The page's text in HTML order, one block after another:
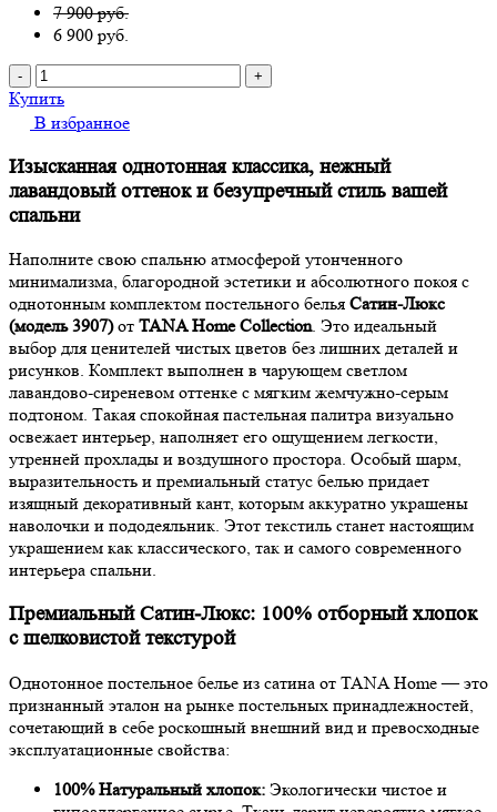
7 900 руб.
6 900 руб.
- +
Купить
В избранное
Изысканная однотонная классика, нежный
лавандовый оттенок и безупречный стиль вашей
спальни
Наполните свою спальню атмосферой утонченного
минимализма, благородной эстетики и абсолютного покоя с
однотонным комплектом постельного белья Сатин-Люкс
(модель 3907)от TANA Home Collection. Это идеальный
выбор для ценителей чистых цветов без лишних деталей и
рисунков. Комплект выполнен в чарующем светлом
лавандово-сиреневом оттенке с мягким жемчужно-серым
подтоном. Такая спокойная пастельная палитра визуально
освежает интерьер, наполняет его ощущением легкости,
утренней прохлады и воздушного простора. Особый шарм,
выразительность и премиальный статус белью придает
изящный декоративный кант, которым аккуратно украшены
наволочки и пододеяльник. Этот текстиль станет настоящим
украшением как классического, так и самого современного
интерьера спальни.
Премиальный Сатин-Люкс: 100% отборный хлопок
с шелковистой текстурой
Однотонное постельное белье из сатина от TANA Home — это
признанный эталон на рынке постельных принадлежностей,
сочетающий в себе роскошный внешний вид и превосходные
эксплуатационные свойства:
100% Натуральный хлопок: Экологически чистое и